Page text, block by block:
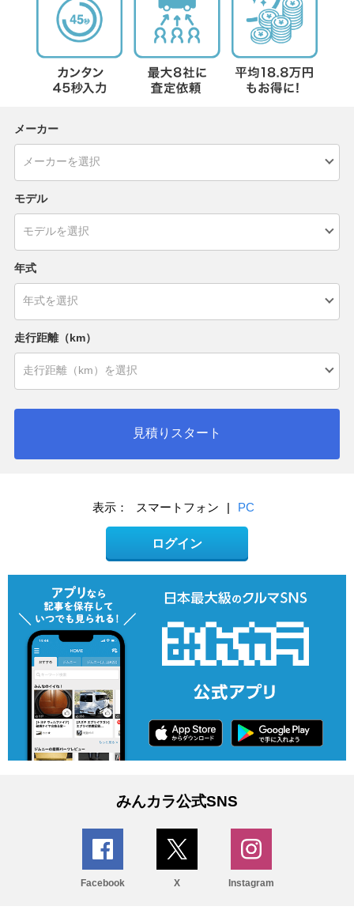
メーカー
モデル
年式
走行距離（km）
見積りスタート
表示： スマートフォン | PC
ログイン
みんカラ公式SNS
Facebook X Instagram